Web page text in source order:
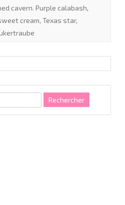
cavern. Purple calabash,
cream, Texas star,